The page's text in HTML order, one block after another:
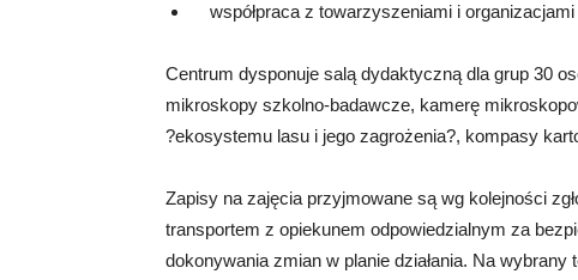
współpraca z towarzyszeniami i
Centrum dysponuje salą dydaktyczną dla grup 30
mikroskopy szkolno-badawcze, kamerę
?ekosystemu lasu i jego zagrożenia?, kompasy
Zapisy na zajęcia przyjmowane są wg kolejności
transportem z opiekunem odpowiedzialnym za
dokonywania zmian w planie działania. Na